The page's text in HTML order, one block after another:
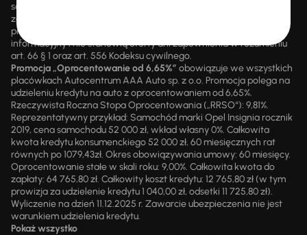
są przez upoważnionych pracowników AAA AUTO. AAA AUTO
zastrzega sobie prawo do zawarcia umowy wyłącznie w formie
pisemnej. Prezentowane informacje mają charakter wyłącznie
informacyjny i nie stanowią oferty ani zapewnienia w rozumieniu
art. 66 § 1 oraz art. 556 Kodeksu cywilnego.
Promocja „Oprocentowanie od 6,65%” obowiązuje we wszystkich
placówkach Autocentrum AAA Auto sp. z o.o. Promocja polega na
udzieleniu kredytu na auto z oprocentowaniem od 6,65%.
Rzeczywista Roczna Stopa Oprocentowania („RRSO“): 9,81%.
Reprezentatywny przykład: Samochód marki Opel Insignia rocznik
2019, cena samochodu 52 000 zł, wkład własny 0%. Całkowita
kwota kredytu konsumenckiego 52 000 zł, 60 miesięcznych rat
równych po 1079,43zł. Okres obowiązywania umowy: 60 miesięcy.
Oprocentowanie stałe w skali roku: 9,00%. Całkowita kwota do
zapłaty: 64 765,80 zł. Całkowity koszt kredytu: 12 765,80 zł (w tym
prowizja za udzielenie kredytu 1 040,00 zł, odsetki 11 725,80 zł).
Wyliczenie na dzień 11.12.2025 r. Zawarcie ubezpieczenia nie jest
warunkiem udzielenia kredytu.
Pokaż wszystko